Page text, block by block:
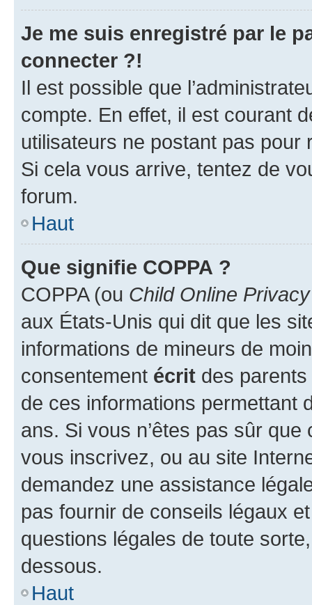
Je me suis enregistré par le
connecter ?!
Il est possible que
compte. En effet, il est courant
utilisateurs ne postant pas pour
Si cela vous arrive, tentez de
forum.
Haut
Que signifie COPPA ?
COPPA (ou Child Online
aux États-Unis qui dit que les
informations de mineurs de
consentement écrit des parents
de ces informations permettant
ans. Si vous n’êtes pas sûr
vous inscrivez, ou au site
demandez une assistance
pas fournir de conseils légaux
questions légales de toute
dessous.
Haut